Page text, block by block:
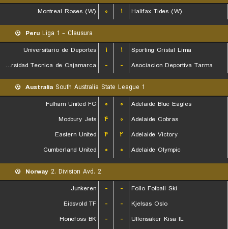
Montreal Roses (W)
۰ ۱ Halifax Tides (W)
Peru Liga 1 - Clausura
Universitario de Deportes
۱ ۱
Sporting Cristal Lima
Universidad Tecnica de Cajamarca
- - Asociacion Deportiva Tarma
Australia South Australia State League 1
Fulham United FC
۰ ۰
Adelaide Blue Eagles
Modbury Jets
۴ ۰
Adelaide Cobras
Eastern United
۴ ۲
Adelaide Victory
Cumberland United
۰ ۰ Adelaide Olympic
Norway 2. Division Avd. 2
Junkeren
- -
Follo Fotball Ski
Eidsvold TF
- -
Kjelsas Oslo
Honefoss BK
- -
Ullensaker Kisa IL